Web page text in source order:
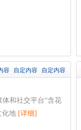
容 自定内容 自定内容
和社交平台“含花
化地 [详细]